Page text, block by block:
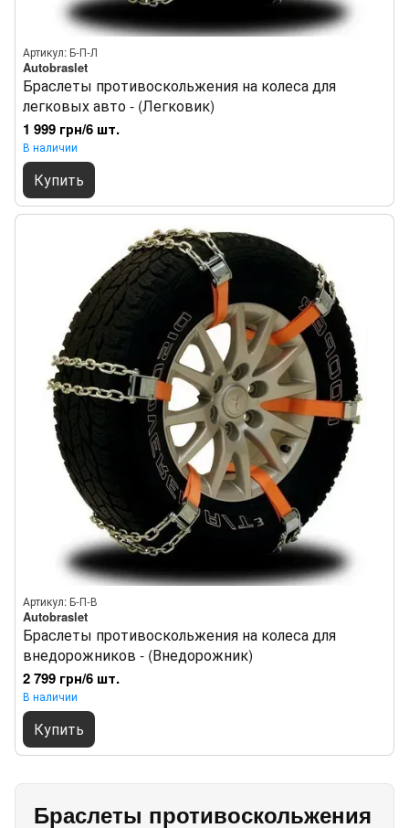
Артикул: Б-П-Л
Autobraslet
Браслеты противоскольжения на колеса для
легковых авто - (Легковик)
1 999 грн/6 шт.
В наличии
Купить
Артикул: Б-П-В
Autobraslet
Браслеты противоскольжения на колеса для
внедорожников - (Внедорожник)
2 799 грн/6 шт.
В наличии
Купить
Браслеты противоскольжения